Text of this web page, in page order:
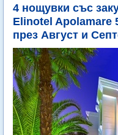
4 нощувки със
Elinotel Apolamare
през Август и